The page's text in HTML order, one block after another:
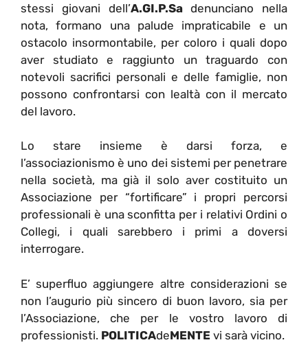
stessi giovani dell’A.GI.P.Sadenunciano nella
nota, formano una palude impraticabile e un
ostacolo insormontabile, per coloro i quali dopo
aver studiato e raggiunto un traguardo con
notevoli sacrifici personali e delle famiglie, non
possono confrontarsi con lealtà con il mercato
del lavoro.
Lo stare insieme è darsi forza, e
l’associazionismo è uno dei sistemi per penetrare
nella società, ma già il solo aver costituito un
Associazione per “fortificare” i propri percorsi
professionali è una sconfitta per i relativi Ordini o
Collegi, i quali sarebbero i primi a doversi
interrogare.
E’ superfluo aggiungere altre considerazioni se
non l’augurio più sincero di buon lavoro, sia per
l’Associazione, che per le vostro lavoro di
professionisti. POLITICAdeMENTE vi sarà vicino.